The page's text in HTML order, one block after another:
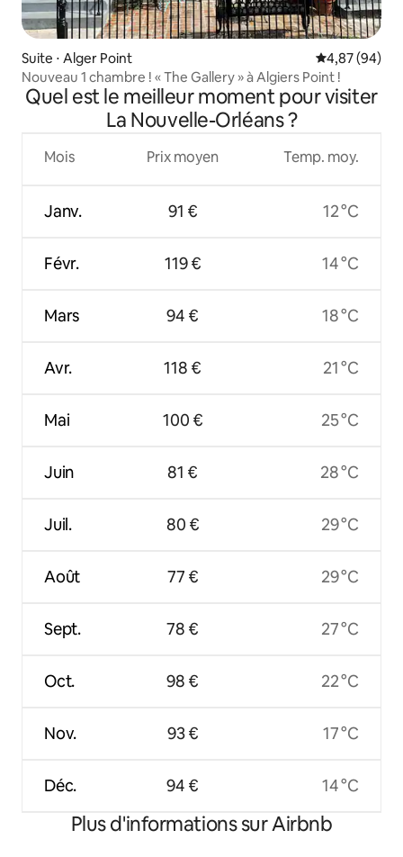
Suite ⋅ Alger Point Évaluation
4,87 (94)
Nouveau 1 chambre ! « The Gallery » à Algiers Point !
Quel est le meilleur moment pour visiter
La Nouvelle-Orléans ?
Mois
Janv.
Févr.
Mars
Avr.
Mai
Juin
Juil.
Août
Sept.
Oct.
Nov.
Déc.
Prix moyen
91 €
119 €
94 €
118 €
100 €
81 €
80 €
77 €
78 €
98 €
93 €
94 €
Temp. moy.
12 °C
14 °C
18 °C
21 °C
25 °C
28 °C
29 °C
29 °C
27 °C
22 °C
17 °C
14 °C
Plus d'informations sur Airbnb